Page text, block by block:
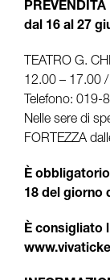
dal 16 al 27
TEATRO G.
12.00 – 17.00
Telefono:
Nelle sere di
FORTEZZA
È
18 del giorno
È consigliato